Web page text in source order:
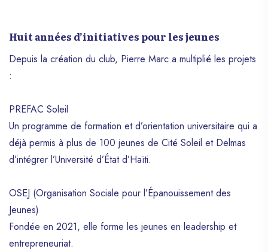
Huit années d’initiatives pour les jeunes
Depuis la création du club, Pierre Marc a multiplié les projets
:
PREFAC Soleil
Un programme de formation et d’orientation universitaire qui a
déjà permis à plus de 100 jeunes de Cité Soleil et Delmas
d’intégrer l’Université d’État d’Haïti.
OSEJ (Organisation Sociale pour l’Épanouissement des
Jeunes)
Fondée en 2021, elle forme les jeunes en leadership et
entrepreneuriat.